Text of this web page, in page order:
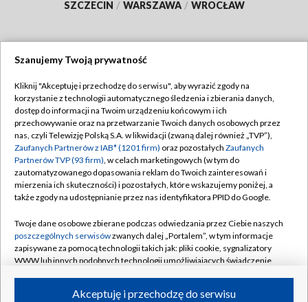
SZCZECIN / WARSZAWA / WROCŁAW
TVP
Abonament TVP
Emisja w TVP
Centrum informacji TVP
Naziemna Telewizja Cyfrowa
Rada Programowa
System NOS
Informacje o nadawcy
Regulamin TVP
Polityka prywatności
Moje zgody
Pomoc
Kontakt
Kanały
Szanujemy Twoją prywatność
Kliknij "Akceptuję i przechodzę do serwisu", aby wyrazić zgody na
korzystanie z technologii automatycznego śledzenia i zbierania danych,
dostęp do informacji na Twoim urządzeniu końcowym i ich
przechowywanie oraz na przetwarzanie Twoich danych osobowych przez
nas, czyli Telewizję Polską S.A. w likwidacji (zwaną dalej również „TVP”),
Zaufanych Partnerów z IAB* (1201 firm) oraz pozostałych Zaufanych
Partnerów TVP (93 firm), w celach marketingowych (w tym do
zautomatyzowanego dopasowania reklam do Twoich zainteresowań i
mierzenia ich skuteczności) i pozostałych, które wskazujemy poniżej, a
także zgody na udostępnianie przez nas identyfikatora PPID do Google.
Twoje dane osobowe zbierane podczas odwiedzania przez Ciebie naszych
poszczególnych serwisówzwanych dalej „Portalem”, w tym informacje
zapisywane za pomocą technologii takich jak: pliki cookie, sygnalizatory
WWW lub innych podobnych technologii umożliwiających świadczenie
ruchu w Internecie.Akceptuję i przechodzę do serwisu